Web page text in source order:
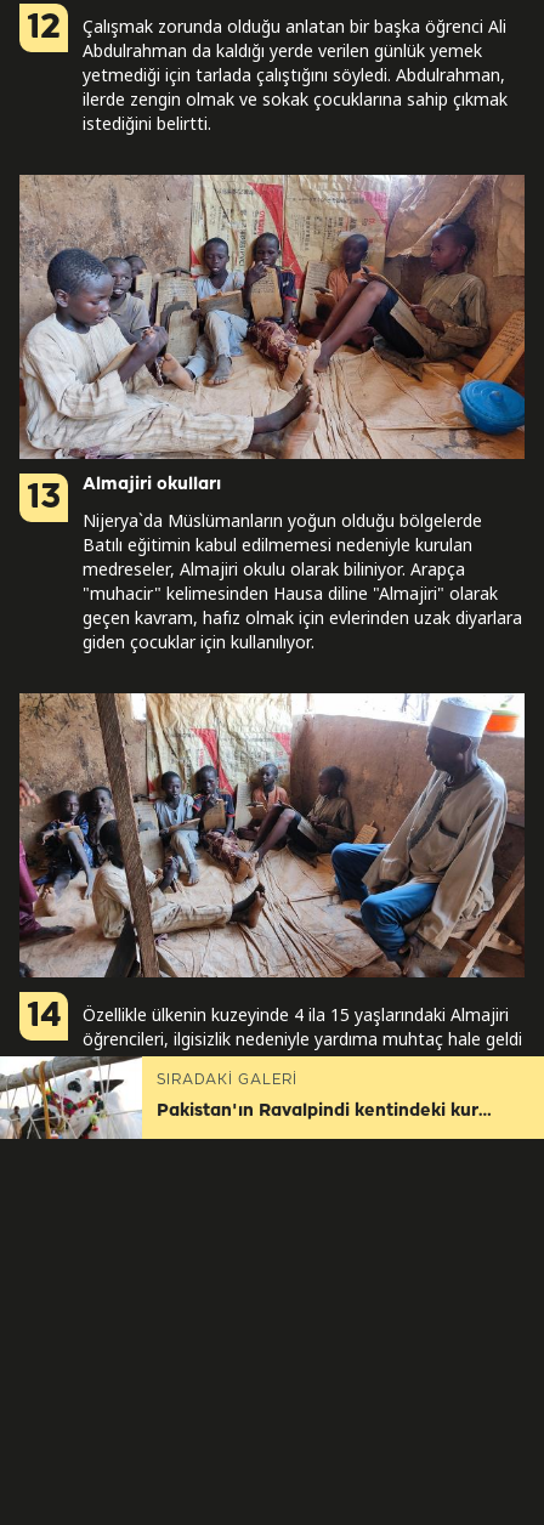
12
Çalışmak zorunda olduğu anlatan bir başka öğrenci Ali
Abdulrahman da kaldığı yerde verilen günlük yemek
yetmediği için tarlada çalıştığını söyledi. Abdulrahman,
ilerde zengin olmak ve sokak çocuklarına sahip çıkmak
istediğini belirtti.
13 Almajiri okulları
Nijerya`da Müslümanların yoğun olduğu bölgelerde
Batılı eğitimin kabul edilmemesi nedeniyle kurulan
medreseler, Almajiri okulu olarak biliniyor. Arapça
"muhacir" kelimesinden Hausa diline "Almajiri" olarak
geçen kavram, hafız olmak için evlerinden uzak diyarlara
giden çocuklar için kullanılıyor.
14
Özellikle ülkenin kuzeyinde 4 ila 15 yaşlarındaki Almajiri
öğrencileri, ilgisizlik nedeniyle yardıma muhtaç hale geldi
ve kendilerine bakmak için farklı işlerde çalışmak
zorunda kalıyor.SIRADAKİ GALERİ
Pakistan'ın Ravalpindi kentindeki kurban pazarı